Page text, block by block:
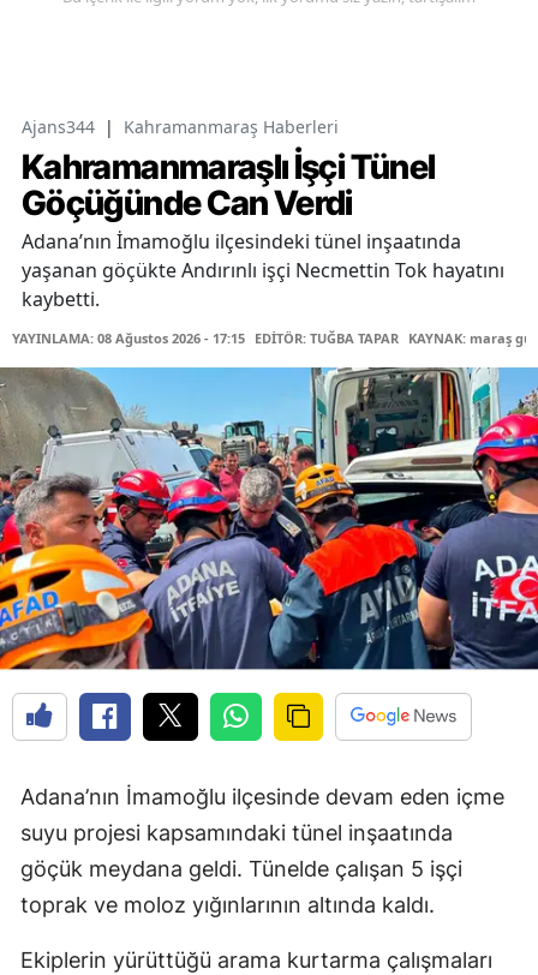
Ajans344 | Kahramanmaraş Haberleri
Kahramanmaraşlı İşçi Tünel
Göçüğünde Can Verdi
Adana’nın İmamoğlu ilçesindeki tünel inşaatında
yaşanan göçükte Andırınlı işçi Necmettin Tok hayatını
kaybetti.
YAYINLAMA: 08 Ağustos 2026 - 17:15 EDİTÖR: TUĞBA TAPAR KAYNAK: maraş
Adana’nın İmamoğlu ilçesinde devam eden içme
suyu projesi kapsamındaki tünel inşaatında
göçük meydana geldi. Tünelde çalışan 5 işçi
toprak ve moloz yığınlarının altında kaldı.
Ekiplerin yürüttüğü arama kurtarma çalışmaları